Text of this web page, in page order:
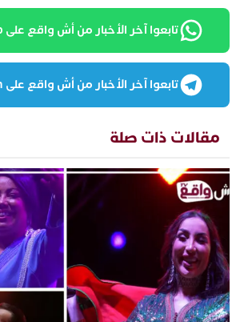
تابعوا آخر الأخبار من أش واقع على WhatsApp
تابعوا آخر الأخبار من أش واقع على Telegram
مقالات ذات صلة